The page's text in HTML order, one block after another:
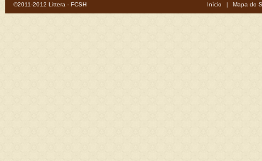
©2011-2012 Littera - FCSH Início | Mapa do